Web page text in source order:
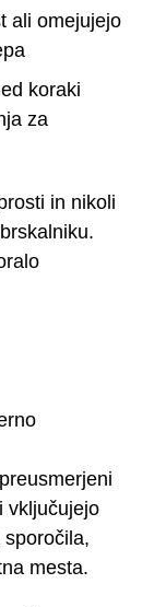
ali omejujejo
koraki
za
in nikoli
vključujejo
mesta.